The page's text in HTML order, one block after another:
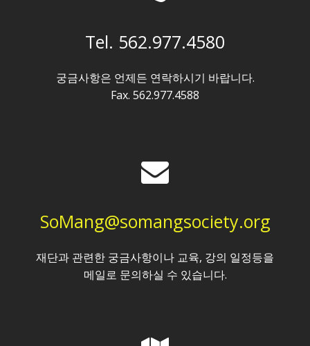
Tel. 562.977.4580
궁금사항은 언제든 연락하시기 바랍니다.
Fax. 562.977.4588
SoMang@somangsociety.org
재단과 관련한 궁금사항이나 교육, 강의 일정등을
메일로 문의하실 수 있습니다.